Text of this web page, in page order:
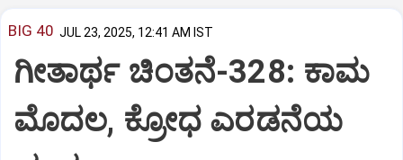
BIG 40 JUL 23, 2025, 12:41 AM IST
ಗೀತಾರ್ಥ ಚಿಂತನೆ-328: ಕಾಮ
ಮೊದಲ, ಕ್ರೋಧ ಎರಡನೆಯ